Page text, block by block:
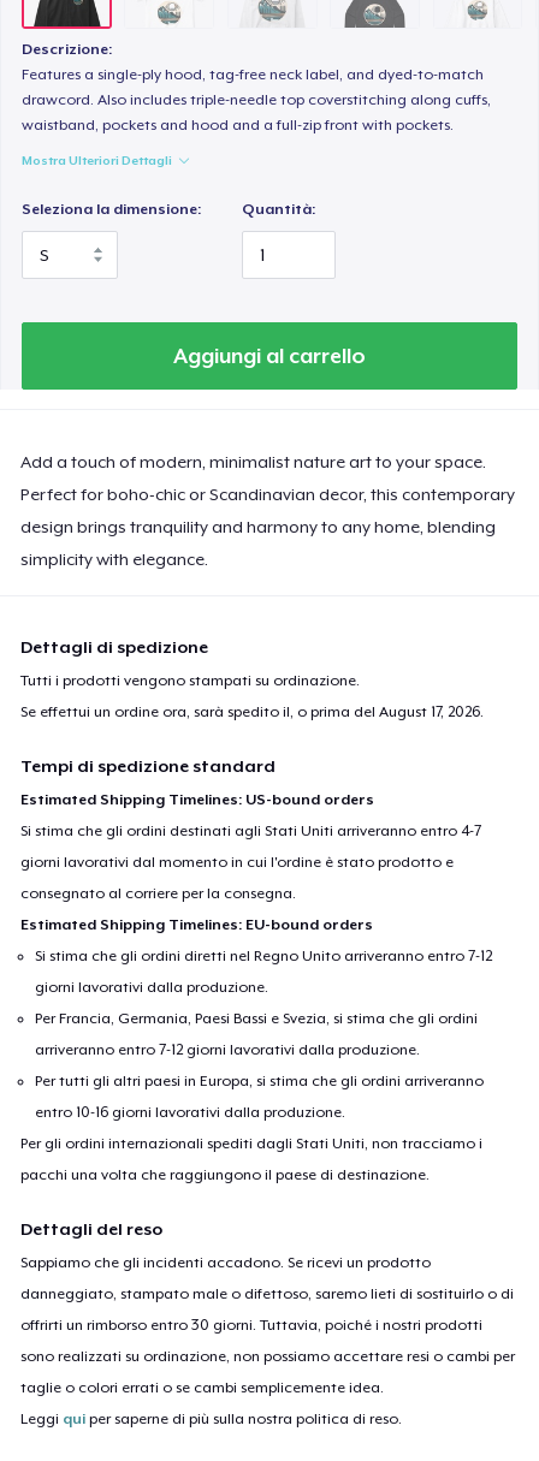
Descrizione:
Features a single-ply hood, tag-free neck label, and dyed-to-match
drawcord. Also includes triple-needle top coverstitching along cuffs,
waistband, pockets and hood and a full-zip front with pockets.
Mostra Ulteriori Dettagli
Seleziona la dimensione: Quantità:
Aggiungi al carrello
Add a touch of modern, minimalist nature art to your space.
Perfect for boho-chic or Scandinavian decor, this contemporary
design brings tranquility and harmony to any home, blending
simplicity with elegance.
Dettagli di spedizione
Tutti i prodotti vengono stampati su ordinazione.
Se effettui un ordine ora, sarà spedito il, o prima delAugust 17, 2026.
Tempi di spedizione standard
Estimated Shipping Timelines: US-bound orders
Si stima che gli ordini destinati agli Stati Uniti arriveranno entro 4-7
giorni lavorativi dal momento in cui l'ordine è stato prodotto e
consegnato al corriere per la consegna.
Estimated Shipping Timelines: EU-bound orders
Si stima che gli ordini diretti nel Regno Unito arriveranno entro 7-12
giorni lavorativi dalla produzione.
Per Francia, Germania, Paesi Bassi e Svezia, si stima che gli ordini
arriveranno entro 7-12 giorni lavorativi dalla produzione.
Per tutti gli altri paesi in Europa, si stima che gli ordini arriveranno
entro 10-16 giorni lavorativi dalla produzione.
Per gli ordini internazionali spediti dagli Stati Uniti, non tracciamo i
pacchi una volta che raggiungono il paese di destinazione.
Dettagli del reso
Sappiamo che gli incidenti accadono. Se ricevi un prodotto
danneggiato, stampato male o difettoso, saremo lieti di sostituirlo o di
offrirti un rimborso entro 30 giorni. Tuttavia, poiché i nostri prodotti
sono realizzati su ordinazione, non possiamo accettare resi o cambi per
taglie o colori errati o se cambi semplicemente idea.
Leggi qui per saperne di più sulla nostra politica di reso.